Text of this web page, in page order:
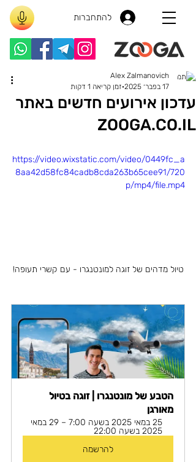
להתחברות
עדכון אירועים חדשים באתר
ZOOGA.CO.IL
Alex Zalmanovich
17 בפבר׳ 2025
זמן קריאה 1 דקות
https://video.wixstatic.com/video/0449fc_a
8aa42d58fc84cadb8cda263b65cee91/720
p/mp4/file.mp4
טיול מדהים של זוגה למונטנגרו - עם קשרי תעופה!
הטבע של מונטנגרו | זוגה בטיול
מאורגן
25 במאי 2025 בשעה 7:00 – 29 במאי
2025 בשעה 22:00
להרשמה